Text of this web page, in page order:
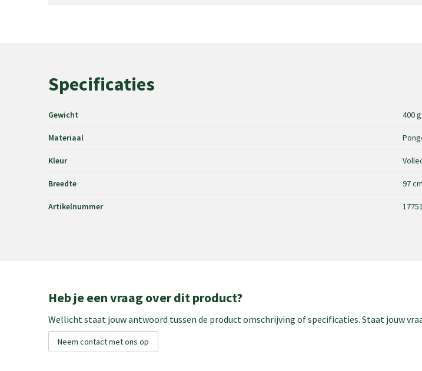
Specificaties
Gewicht 400 g
Materiaal
Kleur
Breedte 97 cm
Artikelnummer
Heb je een vraag over dit product?
Wellicht staat jouw antwoord tussen de product omschrijving of specificaties. Staat jouw
Neem contact met ons op